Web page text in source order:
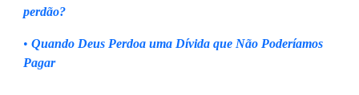
perdão?
• Quando Deus Perdoa uma Dívida que Não Poderíamos
Pagar